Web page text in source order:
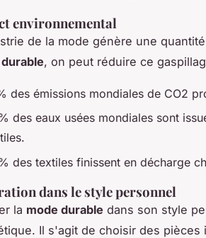
environnemental
de la mode génère une
, on peut réduire ce
des émissions mondiales de CO2
des eaux usées mondiales sont
des textiles finissent en décharge
dans le style personnel
la mode durable dans son style
Il s'agit de choisir des